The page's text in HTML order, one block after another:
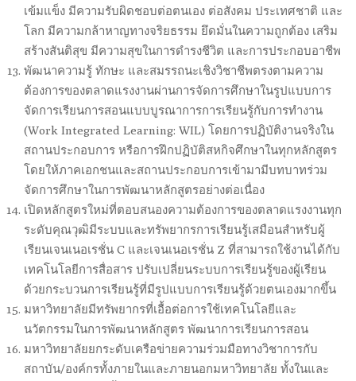
เข้มแข็ง มีความรับผิดชอบต่อตนเอง ต่อสังคม ประเทศชาติ และ
โลก มีความกล้าหาญทางจริยธรรม ยึดมั่นในความถูกต้อง เสริม
สร้างสันติสุข มีความสุขในการดำรงชีวิต และการประกอบอาชีพ
พัฒนาความรู้ ทักษะ และสมรรถนะเชิงวิชาชีพตรงตามความ
ต้องการของตลาดแรงงานผ่านการจัดการศึกษาในรูปแบบการ
จัดการเรียนการสอนแบบบูรณาการการเรียนรู้กับการทำงาน
(Work Integrated Learning: WIL) โดยการปฏิบัติงานจริงใน
สถานประกอบการ หรือการฝึกปฏิบัติสหกิจศึกษาในทุกหลักสูตร
โดยให้ภาคเอกชนและสถานประกอบการเข้ามามีบทบาทร่วม
จัดการศึกษาในการพัฒนาหลักสูตรอย่างต่อเนื่อง
เปิดหลักสูตรใหม่ที่ตอบสนองความต้องการของตลาดแรงงานทุก
ระดับคุณวุฒิมีระบบและทรัพยากรการเรียนรู้เสมือนสำหรับผู้
เรียนเจนเนอเรชั่น C และเจนเนอเรชั่น Z ที่สามารถใช้งานได้กับ
เทคโนโลยีการสื่อสาร ปรับเปลี่ยนระบบการเรียนรู้ของผู้เรียน
ด้วยกระบวนการเรียนรู้ที่มีรูปแบบการเรียนรู้ด้วยตนเองมากขึ้น
มหาวิทยาลัยมีทรัพยากรที่เอื้อต่อการใช้เทคโนโลยีและ
นวัตกรรมในการพัฒนาหลักสูตร พัฒนาการเรียนการสอน
มหาวิทยาลัยยกระดับเครือข่ายความร่วมมือทางวิชาการกับ
สถาบัน/องค์กรทั้งภายในและภายนอกมหาวิทยาลัย ทั้งในและ